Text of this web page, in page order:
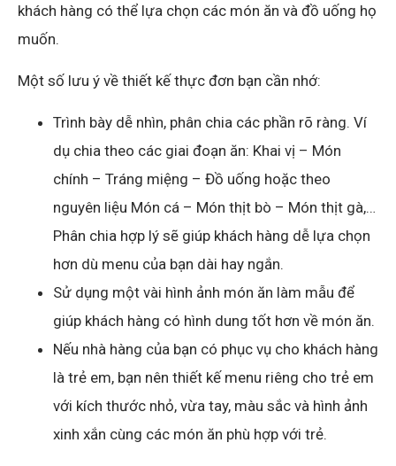
khách hàng có thể lựa chọn các món ăn và đồ uống họ
muốn.
Một số lưu ý về thiết kế thực đơn bạn cần nhớ:
Trình bày dễ nhìn, phân chia các phần rõ ràng. Ví
dụ chia theo các giai đoạn ăn: Khai vị – Món
chính – Tráng miệng – Đồ uống hoặc theo
nguyên liệu Món cá – Món thịt bò – Món thịt gà,…
Phân chia hợp lý sẽ giúp khách hàng dễ lựa chọn
hơn dù menu của bạn dài hay ngắn.
Sử dụng một vài hình ảnh món ăn làm mẫu để
giúp khách hàng có hình dung tốt hơn về món ăn.
Nếu nhà hàng của bạn có phục vụ cho khách hàng
là trẻ em, bạn nên thiết kế menu riêng cho trẻ em
với kích thước nhỏ, vừa tay, màu sắc và hình ảnh
xinh xắn cùng các món ăn phù hợp với trẻ.